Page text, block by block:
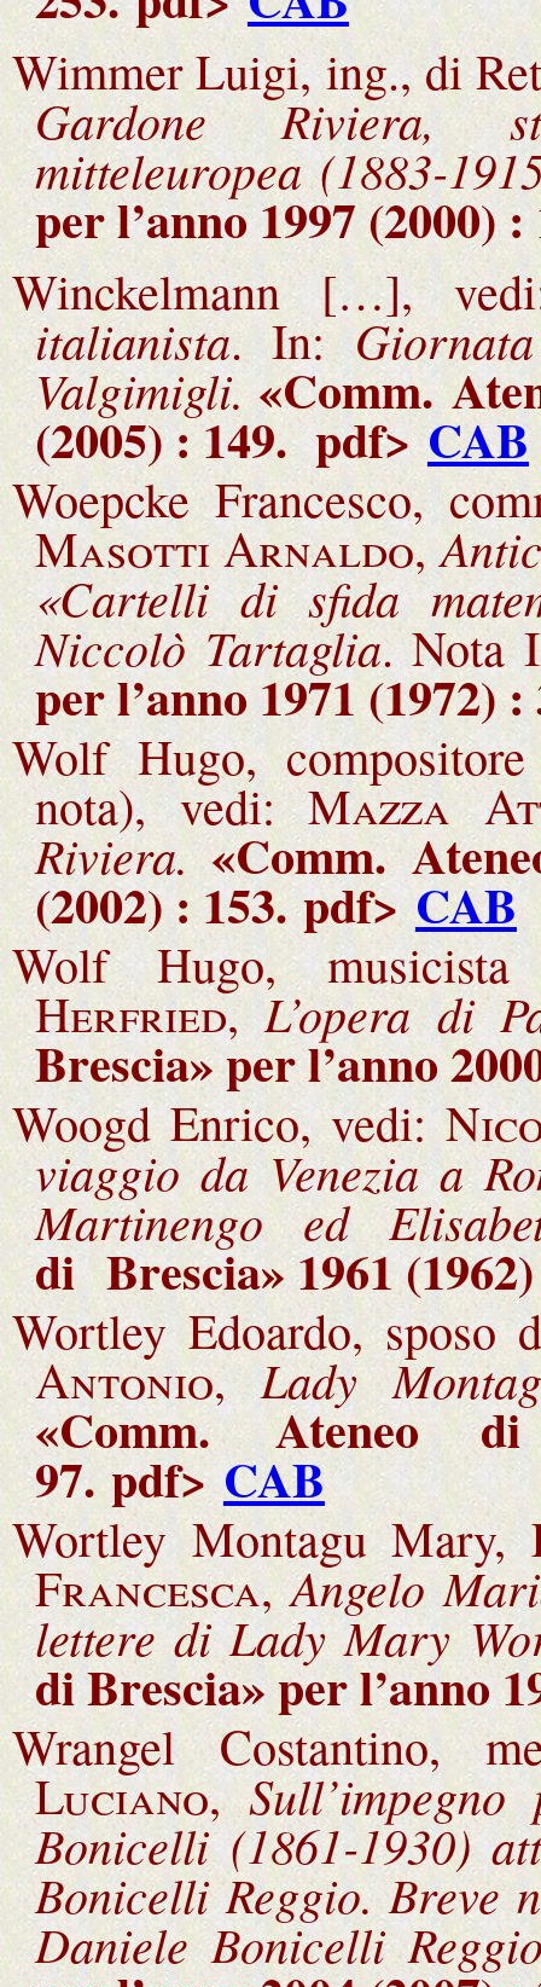
Wimmer Luigi, ing., di
Gardone Riviera,
mitteleuropea (1883-
per l’anno 1997 (2000)
Winckelmann […],
italianista. In:
Valgimigli. «Comm.
(2005) : 149.pdf> CAB
Woepcke Francesco,
Masotti Arnaldo,
«Cartelli di sfida
Niccolò Tartaglia. Nota
per l’anno 1971 (1972)
Wolf Hugo,
nota), vedi:Mazza
Riviera. «Comm.
(2002) : 153.pdf>CAB
Wolf Hugo,
Herfried,L’opera di
Brescia» per l’anno
Woogd Enrico, vedi:
viaggio da Venezia a
Martinengo ed
di Brescia» 1961
Wortley Edoardo,
Antonio, Lady
«Comm.Ateneo
97. pdf> CAB
Wortley Montagu
Francesca,Angelo
lettere di Lady Mary
di Brescia» per l’anno
Wrangel Costantino,
Luciano,
Bonicelli (1861-1930)
Bonicelli Reggio. Breve
Daniele Bonicelli